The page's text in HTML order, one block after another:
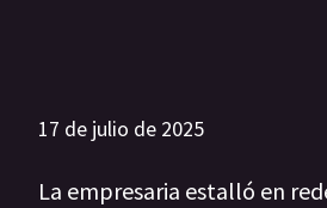
17 de julio de 2025
La empresaria estalló en